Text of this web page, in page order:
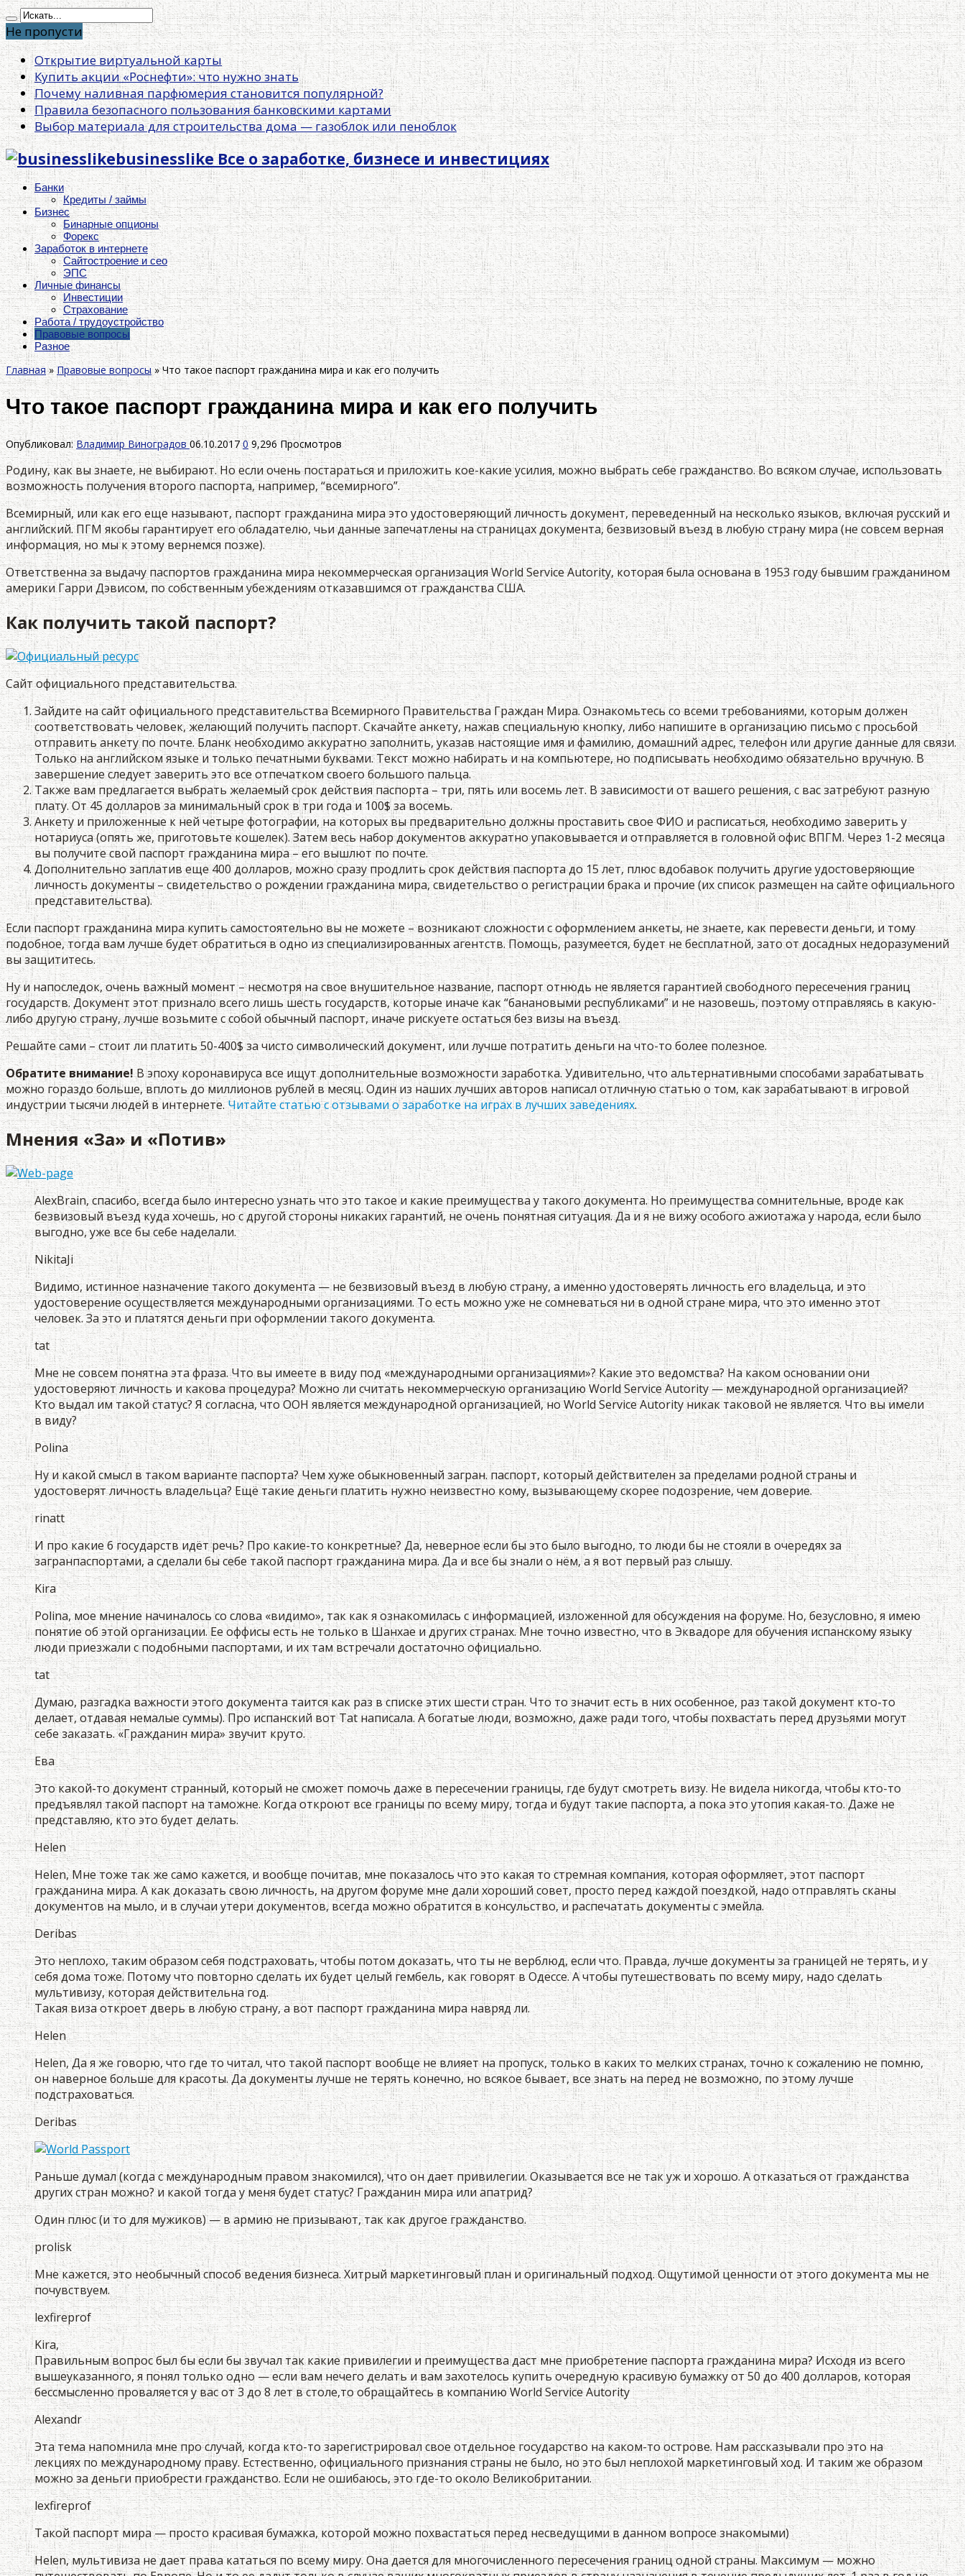
Не пропусти
Открытие виртуальной карты
Купить акции «Роснефти»: что нужно знать
Почему наливная парфюмерия становится популярной?
Правила безопасного пользования банковскими картами
Выбор материала для строительства дома — газоблок или пеноблок
businesslike Все о заработке, бизнесе и инвестициях
Банки
Кредиты / займы
Бизнес
Бинарные опционы
Форекс
Заработок в интернете
Сайтостроение и сео
ЭПС
Личные финансы
Инвестиции
Страхование
Работа / трудоустройство
Правовые вопросы
Разное
Главная»Правовые вопросы»Что такое паспорт гражданина мира и как его получить
Что такое паспорт гражданина мира и как его получить
Опубликовал:Владимир Виноградов06.10.2017 0 9,296 Просмотров
Родину, как вы знаете, не выбирают. Но если очень постараться и приложить кое-какие усилия, можно выбрать себе гражданство. Во всяком случае, использовать
возможность получения второго паспорта, например, “всемирного”.
Всемирный, или как его еще называют, паспорт гражданина мира это удостоверяющий личность документ, переведенный на несколько языков, включая русский и
английский. ПГМ якобы гарантирует его обладателю, чьи данные запечатлены на страницах документа, безвизовый въезд в любую страну мира (не совсем верная
информация, но мы к этому вернемся позже).
Ответственна за выдачу паспортов гражданина мира некоммерческая организация World Service Autority, которая была основана в 1953 году бывшим гражданином
америки Гарри Дэвисом, по собственным убеждениям отказавшимся от гражданства США.
Как получить такой паспорт?
Cайт официального представительства.
Зайдите на сайт официального представительства Всемирного Правительства Граждан Мира. Ознакомьтесь со всеми требованиями, которым должен
соответствовать человек, желающий получить паспорт. Скачайте анкету, нажав специальную кнопку, либо напишите в организацию письмо с просьбой
отправить анкету по почте. Бланк необходимо аккуратно заполнить, указав настоящие имя и фамилию, домашний адрес, телефон или другие данные для связи.
Только на английском языке и только печатными буквами. Текст можно набирать и на компьютере, но подписывать необходимо обязательно вручную. В
завершение следует заверить это все отпечатком своего большого пальца.
Также вам предлагается выбрать желаемый срок действия паспорта – три, пять или восемь лет. В зависимости от вашего решения, с вас затребуют разную
плату. От 45 долларов за минимальный срок в три года и 100$ за восемь.
Анкету и приложенные к ней четыре фотографии, на которых вы предварительно должны проставить свое ФИО и расписаться, необходимо заверить у
нотариуса (опять же, приготовьте кошелек). Затем весь набор документов аккуратно упаковывается и отправляется в головной офис ВПГМ. Через 1-2 месяца
вы получите свой паспорт гражданина мира – его вышлют по почте.
Дополнительно заплатив еще 400 долларов, можно сразу продлить срок действия паспорта до 15 лет, плюс вдобавок получить другие удостоверяющие
личность документы – свидетельство о рождении гражданина мира, свидетельство о регистрации брака и прочие (их список размещен на сайте официального
представительства).
Если паспорт гражданина мира купить самостоятельно вы не можете – возникают сложности с оформлением анкеты, не знаете, как перевести деньги, и тому
подобное, тогда вам лучше будет обратиться в одно из специализированных агентств. Помощь, разумеется, будет не бесплатной, зато от досадных недоразумений
вы защититесь.
Ну и напоследок, очень важный момент – несмотря на свое внушительное название, паспорт отнюдь не является гарантией свободного пересечения границ
государств. Документ этот признало всего лишь шесть государств, которые иначе как “банановыми республиками” и не назовешь, поэтому отправляясь в какую-
либо другую страну, лучше возьмите с собой обычный паспорт, иначе рискуете остаться без визы на въезд.
Решайте сами – стоит ли платить 50-400$ за чисто символический документ, или лучше потратить деньги на что-то более полезное.
Обратите внимание!В эпоху коронавируса все ищут дополнительные возможности заработка. Удивительно, что альтернативными способами зарабатывать
можно гораздо больше, вплоть до миллионов рублей в месяц. Один из наших лучших авторов написал отличную статью о том, как зарабатывают в игровой
индустрии тысячи людей в интернете.Читайте статью с отзывами о заработке на играх в лучших заведениях.
Мнения «За» и «Потив»
AlexBrain, спасибо, всегда было интересно узнать что это такое и какие преимущества у такого документа. Но преимущества сомнительные, вроде как
безвизовый въезд куда хочешь, но с другой стороны никаких гарантий, не очень понятная ситуация. Да и я не вижу особого ажиотажа у народа, если было
выгодно, уже все бы себе наделали.
NikitaJi
Видимо, истинное назначение такого документа — не безвизовый въезд в любую страну, а именно удостоверять личность его владельца, и это
удостоверение осуществляется международными организациями. То есть можно уже не сомневаться ни в одной стране мира, что это именно этот
человек. За это и платятся деньги при оформлении такого документа.
tat
Мне не совсем понятна эта фраза. Что вы имеете в виду под «международными организациями»? Какие это ведомства? На каком основании они
удостоверяют личность и какова процедура? Можно ли считать некоммерческую организацию World Service Autority — международной организацией?
Кто выдал им такой статус? Я согласна, что ООН является международной организацией, но World Service Autority никак таковой не является. Что вы имели
в виду?
Polina
Ну и какой смысл в таком варианте паспорта? Чем хуже обыкновенный загран. паспорт, который действителен за пределами родной страны и
удостоверят личность владельца? Ещё такие деньги платить нужно неизвестно кому, вызывающему скорее подозрение, чем доверие.
rinatt
И про какие 6 государств идёт речь? Про какие-то конкретные? Да, неверное если бы это было выгодно, то люди бы не стояли в очередях за
загранпаспортами, а сделали бы себе такой паспорт гражданина мира. Да и все бы знали о нём, а я вот первый раз слышу.
Kira
Polina, мое мнение начиналось со слова «видимо», так как я ознакомилась с информацией, изложенной для обсуждения на форуме. Но, безусловно, я имею
понятие об этой организации. Ее оффисы есть не только в Шанхае и других странах. Мне точно известно, что в Эквадоре для обучения испанскому языку
люди приезжали с подобными паспортами, и их там встречали достаточно официально.
tat
Думаю, разгадка важности этого документа таится как раз в списке этих шести стран. Что то значит есть в них особенное, раз такой документ кто-то
делает, отдавая немалые суммы). Про испанский вот Tat написала. А богатые люди, возможно, даже ради того, чтобы похвастать перед друзьями могут
себе заказать. «Гражданин мира» звучит круто.
Ева
Это какой-то документ странный, который не сможет помочь даже в пересечении границы, где будут смотреть визу. Не видела никогда, чтобы кто-то
предъявлял такой паспорт на таможне. Когда откроют все границы по всему миру, тогда и будут такие паспорта, а пока это утопия какая-то. Даже не
представляю, кто это будет делать.
Helen
Helen, Мне тоже так же само кажется, и вообще почитав, мне показалось что это какая то стремная компания, которая оформляет, этот паспорт
гражданина мира. А как доказать свою личность, на другом форуме мне дали хороший совет, просто перед каждой поездкой, надо отправлять сканы
документов на мыло, и в случаи утери документов, всегда можно обратится в консульство, и распечатать документы с эмейла.
Deribas
Это неплохо, таким образом себя подстраховать, чтобы потом доказать, что ты не верблюд, если что. Правда, лучше документы за границей не терять, и у
себя дома тоже. Потому что повторно сделать их будет целый гембель, как говорят в Одессе. А чтобы путешествовать по всему миру, надо сделать
мультивизу, которая действительна год.
Такая виза откроет дверь в любую страну, а вот паспорт гражданина мира навряд ли.
Helen
Helen, Да я же говорю, что где то читал, что такой паспорт вообще не влияет на пропуск, только в каких то мелких странах, точно к сожалению не помню,
он наверное больше для красоты. Да документы лучше не терять конечно, но всякое бывает, все знать на перед не возможно, по этому лучше
подстраховаться.
Deribas
Раньше думал (когда с международным правом знакомился), что он дает привилегии. Оказывается все не так уж и хорошо. А отказаться от гражданства
других стран можно? и какой тогда у меня будет статус? Гражданин мира или апатрид?
Один плюс (и то для мужиков) — в армию не призывают, так как другое гражданство.
prolisk
Мне кажется, это необычный способ ведения бизнеса. Хитрый маркетинговый план и оригинальный подход. Ощутимой ценности от этого документа мы не
почувствуем.
lexfireprof
Kira,
Правильным вопрос был бы если бы звучал так какие привилегии и преимущества даст мне приобретение паспорта гражданина мира? Исходя из всего
вышеуказанного, я понял только одно — если вам нечего делать и вам захотелось купить очередную красивую бумажку от 50 до 400 долларов, которая
бессмысленно проваляется у вас от 3 до 8 лет в столе,то обращайтесь в компанию World Service Autority
Alexandr
Эта тема напомнила мне про случай, когда кто-то зарегистрировал свое отдельное государство на каком-то острове. Нам рассказывали про это на
лекциях по международному праву. Естественно, официального признания страны не было, но это был неплохой маркетинговый ход. И таким же образом
можно за деньги приобрести гражданство. Если не ошибаюсь, это где-то около Великобритании.
lexfireprof
Такой паспорт мира — просто красивая бумажка, которой можно похвастаться перед несведущими в данном вопросе знакомыми)
Helen, мультивиза не дает права кататься по всему миру. Она дается для многочисленного пересечения границ одной страны. Максимум — можно